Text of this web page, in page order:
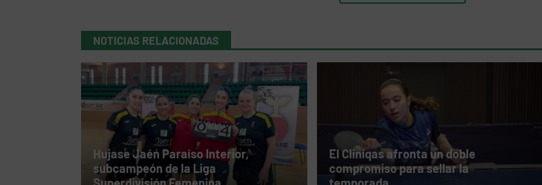
NOTICIAS RELACIONADAS
Hujase Jaén Paraíso Interior,
subcampeón de la Liga
El Cliniqas afronta un doble
compromiso para sellar la